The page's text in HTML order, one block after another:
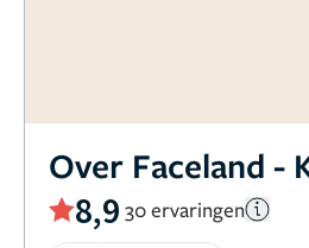
Over Faceland -
8,9 30 ervaringen